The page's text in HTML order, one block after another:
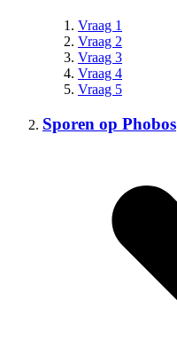
Vraag 1
Vraag 2
Vraag 3
Vraag 4
Vraag 5
Sporen op Phobos